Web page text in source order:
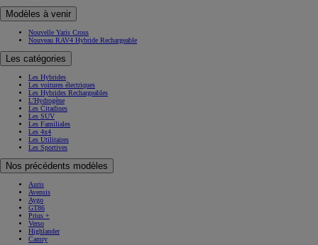
Modèles à venir
Nouvelle Yaris Cross
Nouveau RAV4 Hybride Rechargeable
Les catégories
Les Hybrides
Les voitures électriques
Les Hybrides Rechargeables
L'Hydrogène
Les Citadines
Les SUV
Les Familiales
Les 4x4
Les Utilitaires
Les Sportives
Nos précédents modèles
Auris
Avensis
Aygo
GT86
Prius +
Verso
Highlander
Camry